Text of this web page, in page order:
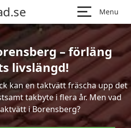
Menu
– förläng
livslängd!
kan en taktvätt fräscha upp det
takbyte i flera år. Men vad
i Borensberg?